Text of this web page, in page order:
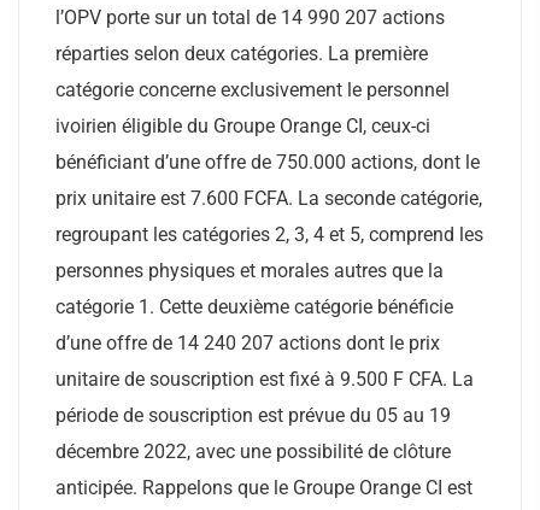
l’OPV porte sur un total de 14 990 207 actions
réparties selon deux catégories. La première
catégorie concerne exclusivement le personnel
ivoirien éligible du Groupe Orange CI, ceux-ci
bénéficiant d’une offre de 750.000 actions, dont le
prix unitaire est 7.600 FCFA. La seconde catégorie,
regroupant les catégories 2, 3, 4 et 5, comprend les
personnes physiques et morales autres que la
catégorie 1. Cette deuxième catégorie bénéficie
d’une offre de 14 240 207 actions dont le prix
unitaire de souscription est fixé à 9.500 F CFA. La
période de souscription est prévue du 05 au 19
décembre 2022, avec une possibilité de clôture
anticipée. Rappelons que le Groupe Orange CI est